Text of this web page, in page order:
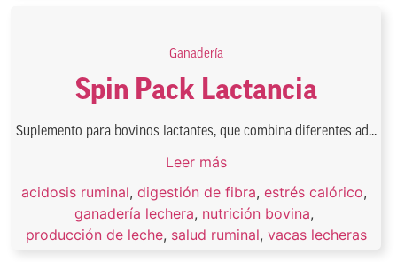
Ganadería
Spin Pack Lactancia
Suplemento para bovinos lactantes, que combina diferentes ad...
Leer más
acidosis ruminal, digestión de fibra, estrés calórico,
ganadería lechera, nutrición bovina,
producción de leche, salud ruminal, vacas lecheras